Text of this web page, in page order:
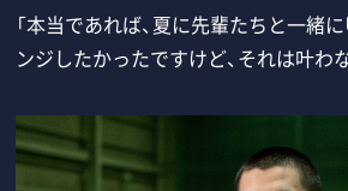
「本当であれば、夏に先輩たちと一緒
ンジしたかったですけど、それは叶わ